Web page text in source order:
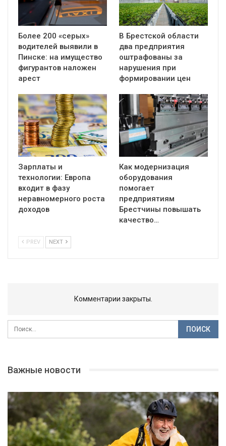
Более 200 «серых»
водителей выявили в
Пинске: на имущество
фигурантов наложен
арест
В Брестской области
два предприятия
оштрафованы за
нарушения при
формировании цен
Зарплаты и
технологии: Европа
входит в фазу
неравномерного роста
доходов
Как модернизация
оборудования
помогает
предприятиям
Брестчины повышать
качество…
PREV NEXT
Комментарии закрыты.
Важные новости